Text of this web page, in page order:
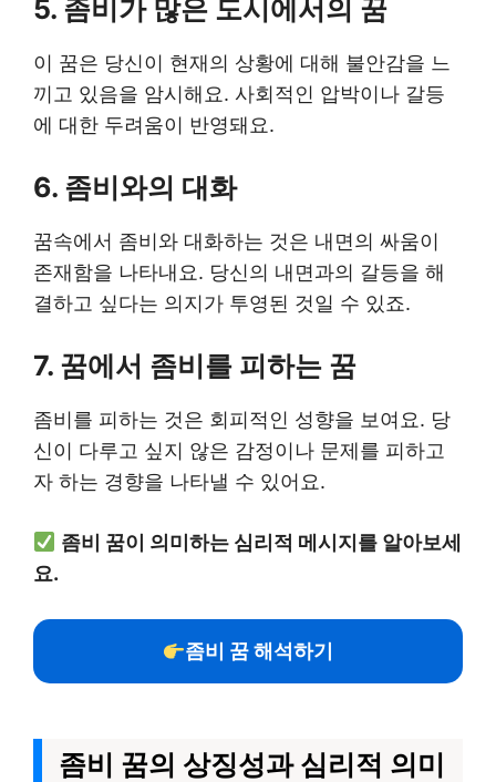
5. 좀비가 많은 도시에서의 꿈
이 꿈은 당신이 현재의 상황에 대해 불안감을 느
끼고 있음을 암시해요. 사회적인 압박이나 갈등
에 대한 두려움이 반영돼요.
6. 좀비와의 대화
꿈속에서 좀비와 대화하는 것은 내면의 싸움이
존재함을 나타내요. 당신의 내면과의 갈등을 해
결하고 싶다는 의지가 투영된 것일 수 있죠.
7. 꿈에서 좀비를 피하는 꿈
좀비를 피하는 것은 회피적인 성향을 보여요. 당
신이 다루고 싶지 않은 감정이나 문제를 피하고
자 하는 경향을 나타낼 수 있어요.
좀비 꿈이 의미하는 심리적 메시지를 알아보세
요.
좀비 꿈 해석하기
좀비 꿈의 상징성과 심리적 의미